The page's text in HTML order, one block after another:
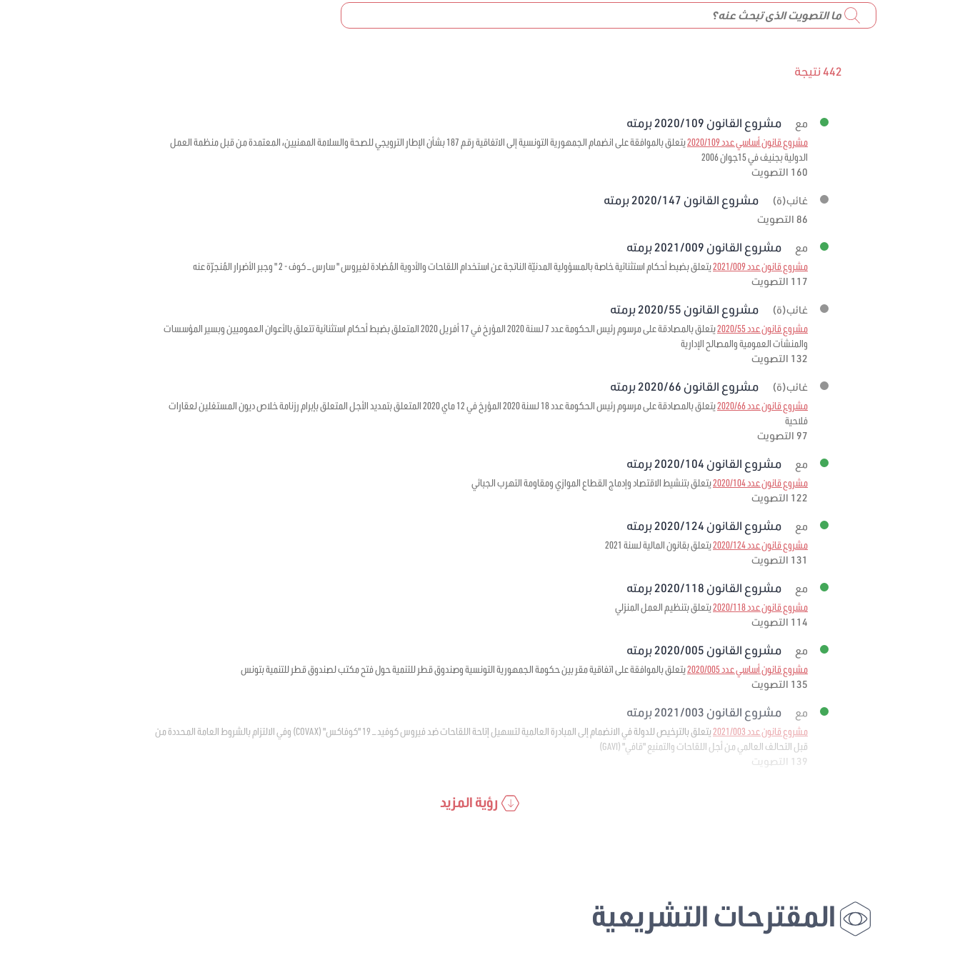
442 نتيجة
مع مشروع القانون 2020/109 برمته
مشروع قانون أساسي عدد 2020/109
يتعلق بالموافقة على انضمام الجمهورية التونسية إلى الاتفاقية رقم 187 بشأن الإطار الترويجي للصحة والسلامة المهنيين، المعتمدة من قبل منظمة العمل
الدولية بجنيف في 15جوان 2006
160 التصويت
غائب(ة) مشروع القانون 2020/147 برمته
86 التصويت
مع مشروع القانون 2021/009 برمته
مشروع قانون عدد 2021/009
يتعلق بضبط أحكام استثنائية خاصة بالمسؤولية المدنيّة الناتجة عن استخدام اللقاحات والأدوية المُضادة لفيروس " سارس – كوف - 2 " وجبر الأضرار المُنجرّة عنه
117 التصويت
غائب(ة) مشروع القانون 2020/55 برمته
مشروع قانون عدد 2020/55
يتعلق بالمصادقة على مرسوم رئيس الحكومة عدد 7 لسنة 2020 المؤرخ في 17 أفريل 2020 المتعلق بضبط أحكام استثنائية تتعلق بالأعوان العموميين وبسير المؤسسات
والمنشآت العمومية والمصالح الإدارية
132 التصويت
غائب(ة) مشروع القانون 2020/66 برمته
مشروع قانون عدد 2020/66
يتعلق بالمصادقة على مرسوم رئيس الحكومة عدد 18 لسنة 2020 المؤرخ في 12 ماي 2020 المتعلق بتمديد الأجل المتعلق بإبرام رزنامة خلاص ديون المستغلين لعقارات
فلاحية
97 التصويت
مع مشروع القانون 2020/104 برمته
مشروع قانون عدد 2020/104
يتعلق بتنشيط الاقتصاد وإدماج القطاع الموازي ومقاومة التهرب الجبائي
122 التصويت
مع مشروع القانون 2020/124 برمته
مشروع قانون عدد 2020/124
يتعلق بقانون المالية لسنة 2021
131 التصويت
مع مشروع القانون 2020/118 برمته
مشروع قانون عدد 2020/118
يتعلق بتنظيم العمل المنزلي
114 التصويت
مع مشروع القانون 2020/005 برمته
مشروع قانون أساسي عدد 2020/005
يتعلق بالموافقة على اتفاقية مقر بين حكومة الجمهورية التونسية وصندوق قطر للتنمية حول فتح مكتب لصندوق قطر للتنمية بتونس
135 التصويت
مع مشروع القانون 2021/003 برمته
مشروع قانون عدد 2021/003
يتعلق بالترخيص للدولة في الانضمام إلى المبادرة العالمية لتسهيل إتاحة اللقاحات ضد فيروس كوفيد – 19 "كوفاكس" (COVAX) وفي الالتزام بالشروط العامة المحددة من
قبل التحالف العالمي من أجل اللقاحات والتمنيع "قافي" (GAVI)
139 التصويت
رؤية المزيد
المقترحات التشريعية